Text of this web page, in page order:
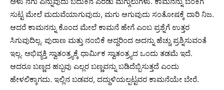
ಸುಟ್ಟ ಮೇಲೆ ಮದುವೆಯಾಗುವುದು, ಮಗು ಆಗುವುದು ಸಂತೋಷಕ್ಕೆ ದಾರಿ ನಿಜ.
ಆದರೆ ಕಾಮನನ್ನು ಕೊಂದ ಮೇಲೆ ಕಾಮನೆ ಹೇಗೆ ಎಂಬ ಪ್ರಶ್ನೆಗೆ ಉತ್ತರ
ಸಿಗುವುದಿಲ್ಲ. ಪುರಾಣ ಮತ್ತು ನಂಬಿಕೆ ಆದ್ದರಿಂದ ಅದನ್ನು ಹೆಚ್ಚು ಪ್ರಶ್ನಿಸುವಂತೆ
ಇಲ್ಲ. ಅಭಿವ್ಯಕ್ತಿ ಸ್ವಾತಂತ್ರ್ಯಕ್ಕೆ ಧಾರ್ಮಿಕ ಸ್ವಾತಂತ್ರ್ಯದ ಒಂದು ತಡಮೆ ಇದೆ.
ಆದರೂ ಬಣ್ಣದ ಹಬ್ಬವು ಎಲ್ಲರ ಬಣ್ಣವನ್ನು ಬಡಿದೆಬ್ಬಿಸುತ್ತದೆ ಎಂದು
ಹೇಳಲಿಕ್ಕಾಗದು. ಇಲ್ಲಿನ ಬಡವರ, ದದ್ದುಳಿಯಲ್ಪಟ್ಟವರ ಕಾಮನೆಯೇ ಬೇರೆ.